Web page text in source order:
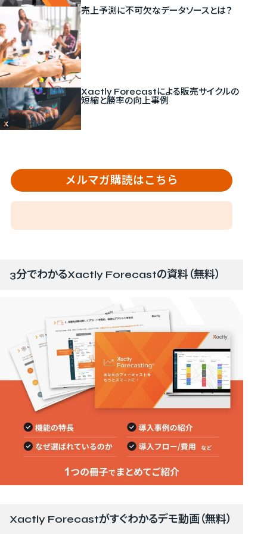
売上予測に不可欠なデータソースとは？
Xactly Forecastによる販売サイクルの
短縮と勝率の向上事例
メルマガ購読はこちら
3分でわかるXactly Forecastの資料（無料）
Xactly Forecastがすぐわかるデモ動画（無料）